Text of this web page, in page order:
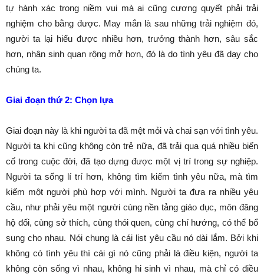
tự hành xác trong niềm vui mà ai cũng cương quyết phải trải
nghiệm cho bằng được. May mắn là sau những trải nghiệm đó,
người ta lại hiểu được nhiều hơn, trưởng thành hơn, sâu sắc
hơn, nhân sinh quan rộng mở hơn, đó là do tình yêu đã dạy cho
chúng ta.
Giai đoạn thứ 2: Chọn lựa
Giai đoạn này là khi người ta đã mệt mỏi và chai sạn với tình yêu.
Người ta khi cũng không còn trẻ nữa, đã trải qua quá nhiều biến
cố trong cuộc đời, đã tạo dựng được một vị trí trong sự nghiệp.
Người ta sống lí trí hơn, không tìm kiếm tình yêu nữa, mà tìm
kiếm một người phù hợp với mình. Người ta đưa ra nhiều yêu
cầu, như phải yêu một người cùng nền tảng giáo dục, môn đăng
hộ đối, cùng sở thích, cùng thói quen, cùng chí hướng, có thể bổ
sung cho nhau. Nói chung là cái list yêu cầu nó dài lắm. Bởi khi
không có tình yêu thì cái gì nó cũng phải là điều kiện, người ta
không còn sống vì nhau, không hi sinh vì nhau, mà chỉ có điều